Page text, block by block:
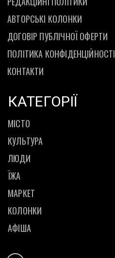
АВТОРСЬКІ КОЛОНКИ
ДОГОВІР ПУБЛІЧНОЇ ОФЕРТИ
ПОЛІТИКА КОНФІДЕНЦІЙНОСТІ
КОНТАКТИ
КАТЕГОРІЇ
МІСТО
КУЛЬТУРА
ЛЮДИ
ЇЖА
МАРКЕТ
КОЛОНКИ
АФІША